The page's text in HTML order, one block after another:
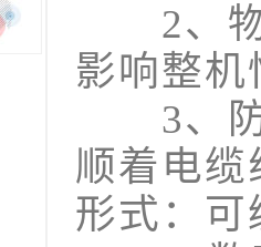
2、物
影响整机
3、防
顺着电
形式：